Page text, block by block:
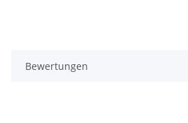
Bewertungen